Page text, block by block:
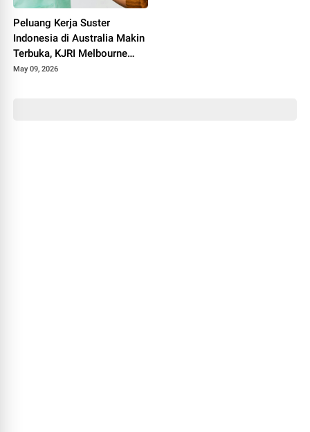
Peluang Kerja Suster
Indonesia di Australia Makin
Terbuka, KJRI Melbourne
Beri Dukungan WNI Berkarier
May 09, 2026